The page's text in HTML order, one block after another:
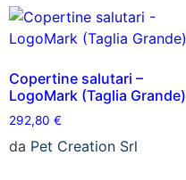
Copertine salutari –
LogoMark (Taglia Grande)
292,80 €
da Pet Creation Srl